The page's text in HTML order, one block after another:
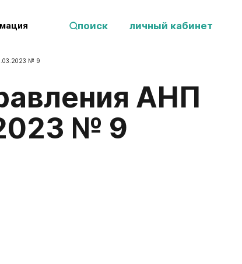
поиск личный кабинет
№ 9
№ 9